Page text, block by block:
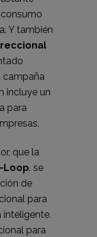
Y también
campaña
incluye un
para
que la
Loop. se
de
para
inteligente.
para